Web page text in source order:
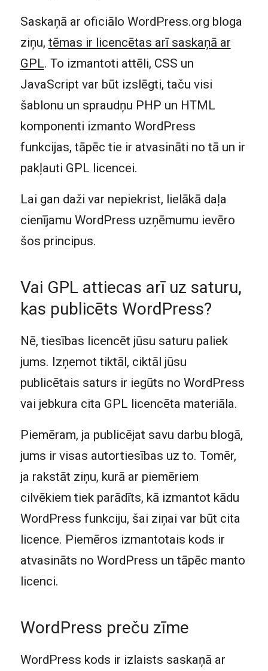
Saskaņā ar oficiālo WordPress.org bloga
ziņu, tēmas ir licencētas arī saskaņā ar
GPL. To izmantoti attēli, CSS un
JavaScript var būt izslēgti, taču visi
šablonu un spraudņu PHP un HTML
komponenti izmanto WordPress
funkcijas, tāpēc tie ir atvasināti no tā un ir
pakļauti GPL licencei.
Lai gan daži var nepiekrist, lielākā daļa
cienījamu WordPress uzņēmumu ievēro
šos principus.
Vai GPL attiecas arī uz saturu,
kas publicēts WordPress?
Nē, tiesības licencēt jūsu saturu paliek
jums. Izņemot tiktāl, ciktāl jūsu
publicētais saturs ir iegūts no WordPress
vai jebkura cita GPL licencēta materiāla.
Piemēram, ja publicējat savu darbu blogā,
jums ir visas autortiesības uz to. Tomēr,
ja rakstāt ziņu, kurā ar piemēriem
cilvēkiem tiek parādīts, kā izmantot kādu
WordPress funkciju, šai ziņai var būt cita
licence. Piemēros izmantotais kods ir
atvasināts no WordPress un tāpēc manto
licenci.
WordPress preču zīme
WordPress kods ir izlaists saskaņā ar